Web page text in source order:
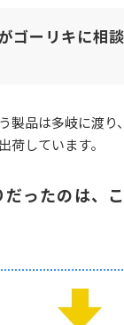
ゴーリキに相
製品は多岐に渡り
荷しています。
だったのは、こ